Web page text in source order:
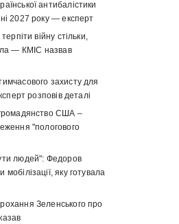
антибалістики
2027 року — експерт
війну стільки,
— КМІС назвав
захисту для
розповів деталі
США –
"пологового
людей": Федоров
яку готувала
Зеленського про